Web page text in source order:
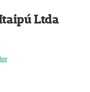
Ltda